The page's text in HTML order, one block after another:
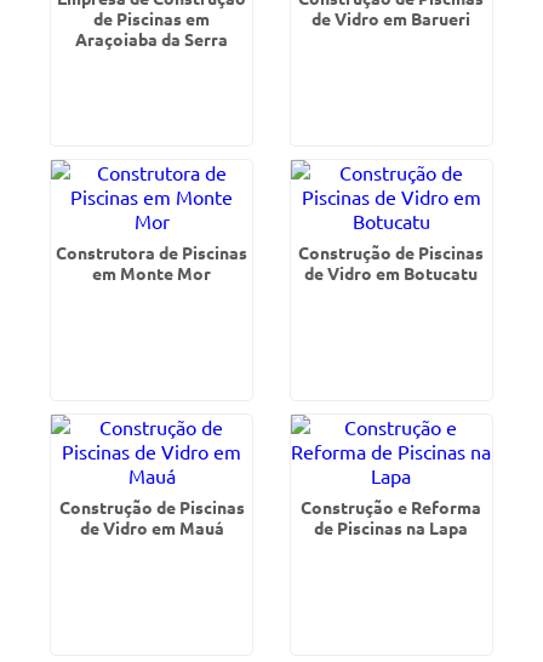
de Piscinas em
Araçoiaba da Serra
de Vidro em Barueri
Construtora de Piscinas
em Monte Mor
Construção de Piscinas
de Vidro em Botucatu
Construção de Piscinas
de Vidro em Mauá
Construção e Reforma
de Piscinas na Lapa